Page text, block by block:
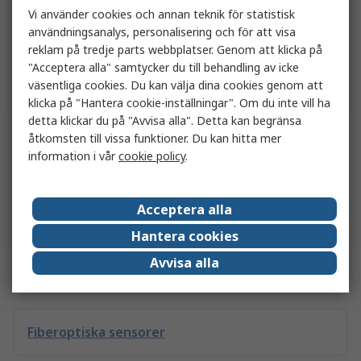
Lägg i korgen
1 2 3
2072
Tillbaka till toppen
Relaterade länkar
Fiberoptiska sensorer
Vi använder cookies och annan teknik för statistisk
användningsanalys, personalisering och för att visa
reklam på tredje parts webbplatser. Genom att klicka på
"Acceptera alla" samtycker du till behandling av icke
väsentliga cookies. Du kan välja dina cookies genom att
klicka på "Hantera cookie-inställningar". Om du inte vill ha
detta klickar du på "Avvisa alla". Detta kan begränsa
åtkomsten till vissa funktioner. Du kan hitta mer
information i vårcookie policy.
Acceptera alla
Hantera cookies
Avvisa alla